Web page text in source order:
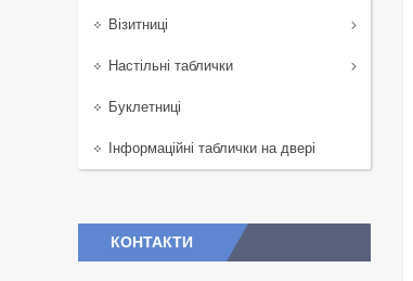
Візитниці
Настільні таблички
Буклетниці
Інформаційні таблички на двері
КОНТАКТИ